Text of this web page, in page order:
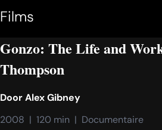
Films
Gonzo: The Life and
Thompson
DoorAlex Gibney
2008  |  120 min  |  Documentaire